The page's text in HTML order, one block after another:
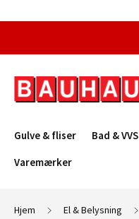
Gulve & fliser Bad & VVS
Varemærker
Hjem El & Belysning